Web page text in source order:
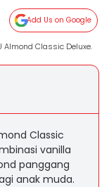
Add Us on Google
Almond Classic Deluxe.
Classic
vanilla
panggang
anak muda.